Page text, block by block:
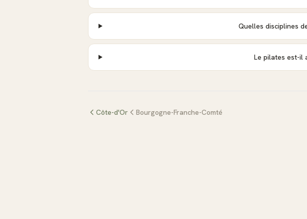
Quelles disciplines
Le pilates est-il
Côte-d'Or Bourgogne-Franche-Comté